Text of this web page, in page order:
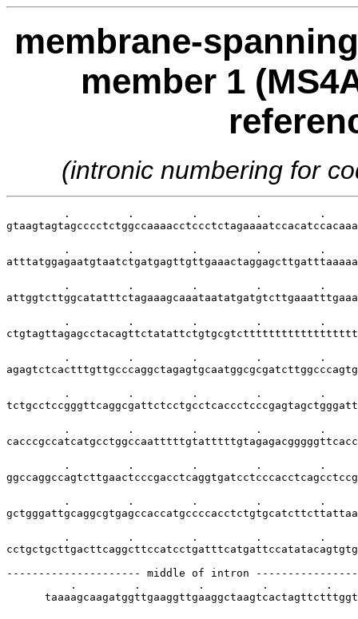
membrane-
member 1
(intronic numbering for
.         .         .         .         .
.         .         .         .         .
.         .         .         .         .
.         .         .         .         .
.         .         .         .         .
.         .         .         .         .
.         .         .         .         .
.         .         .         .         .
.         .         .         .         .
.         .         .         .         .
cctgctgcttgacttcaggcttccatcctgatttcatgattccatatacagtgtg
--------------------- middle of intron
.         .         .         .         .